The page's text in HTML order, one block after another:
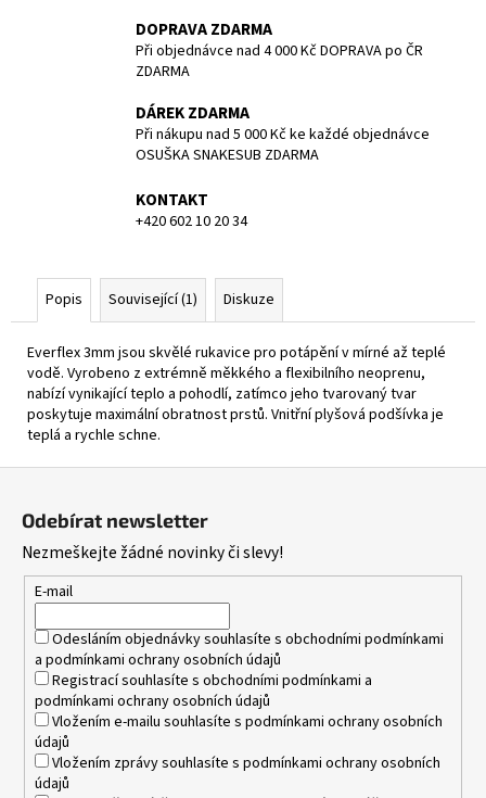
DOPRAVA ZDARMA
Při objednávce nad 4 000 Kč DOPRAVA po ČR
ZDARMA
DÁREK ZDARMA
Při nákupu nad 5 000 Kč ke každé objednávce
OSUŠKA SNAKESUB ZDARMA
KONTAKT
+420 602 10 20 34
Popis Související (1) Diskuze
Everflex 3mm jsou skvělé rukavice pro potápění v mírné až teplé
vodě. Vyrobeno z extrémně měkkého a flexibilního neoprenu,
nabízí vynikající teplo a pohodlí, zatímco jeho tvarovaný tvar
poskytuje maximální obratnost prstů. Vnitřní plyšová podšívka je
teplá a rychle schne.
Odebírat newsletter
Nezmeškejte žádné novinky či slevy!
E-mail
Odesláním objednávky souhlasíte s obchodními podmínkami
a podmínkami ochrany osobních údajů
Registrací souhlasíte s obchodními podmínkami a
podmínkami ochrany osobních údajů
Vložením e-mailu souhlasíte s podmínkami ochrany osobních
údajů
Vložením zprávy souhlasíte s podmínkami ochrany osobních
údajů